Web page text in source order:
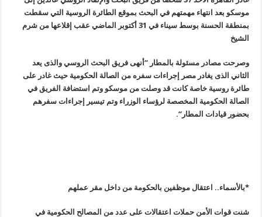
موسكو بعد انتهاء مهمتهم في البحث بموقع الطائرة الروسية التي سقطت
بمنطقة الحسنة بوسط سيناء في 31 أكتوبر الماضي عقب إقلاعها من شرم
الشيخ
وصرحت مصادر مسئولة بالمطار “أنهى فريق البحث الروسي والذى يعد
الثاني الذى يغادر مصر إجراءات سفره من الصالة الحكومية حيث غادر على
طائرة روسية خاصة كانت قد وصلت من موسكو وتم استضافة الفريق في
الصالة الحكومية المخصصة لرؤساء الوزراء وتم تيسير إجراءات سفرهم
بحضور قيادات المطار“.
*بالأسماء.. اعتقال موظفين بالحكومة من داخل مقر عملهم
شنت قوات الأمن حملات اعتقالات على عدد من المصالح الحكومية في